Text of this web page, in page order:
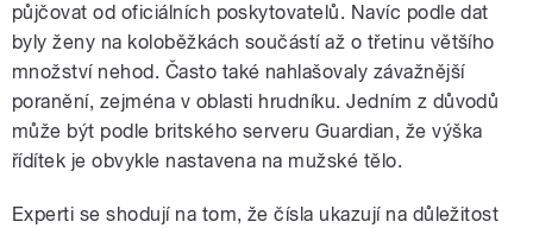
půjčovat od oficiálních poskytovatelů. Navíc podle dat
byly ženy na koloběžkách součástí až o třetinu většího
množství nehod. Často také nahlašovaly závažnější
poranění, zejména v oblasti hrudníku. Jedním z důvodů
může být podle britského serveru Guardian, že výška
řídítek je obvykle nastavena na mužské tělo.
Experti se shodují na tom, že čísla ukazují na důležitost